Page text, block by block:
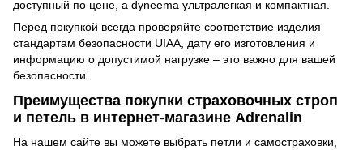
доступный по цене, а dyneema ультралегкая и компактная.
Перед покупкой всегда проверяйте соответствие изделия
стандартам безопасности UIAA, дату его изготовления и
информацию о допустимой нагрузке – это важно для вашей
безопасности.
Преимущества покупки страховочных строп
и петель в интернет-магазине Adrenalin
На нашем сайте вы можете выбрать петли и самостраховки,